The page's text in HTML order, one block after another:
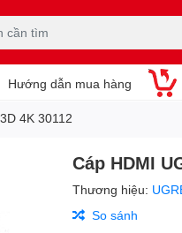
Hướng dẫn mua hàng
4K 30112
Cáp HDMI
Thương hiệu:
So sánh